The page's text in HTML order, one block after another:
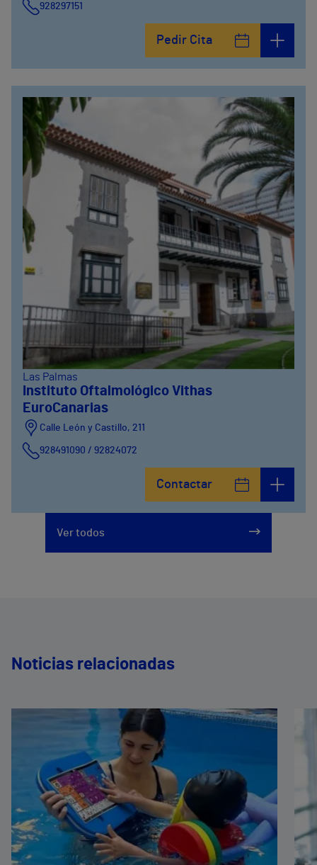
928297151
Pedir Cita
Las Palmas
Instituto Oftalmológico Vithas
EuroCanarias
Calle León y Castillo, 211
928491090 / 92824072
Contactar
Ver todos
Noticias relacionadas